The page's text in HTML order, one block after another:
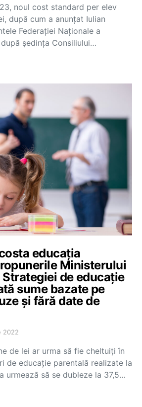
noul cost standard per elev
după cum a anunțat Iulian
Federației Naționale a
ședința Consiliului…
educația
Ministerului
de educație
sume bazate pe
și fără date de
2022
de lei ar urma să fie cheltuiți în
de educație parentală realizate la
urmează să se dubleze la 37,5…